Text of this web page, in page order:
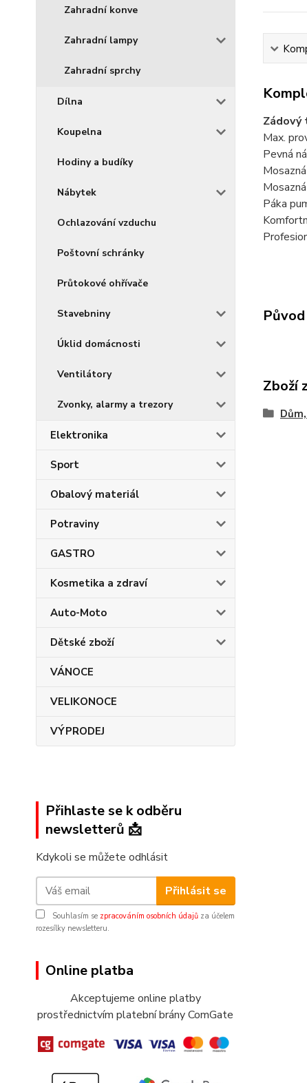
Zahradní konve
Zahradní lampy
Zahradní sprchy
Dílna
Koupelna
Hodiny a budíky
Nábytek
Ochlazování vzduchu
Poštovní schránky
Průtokové ohřívače
Stavebniny
Úklid domácnosti
Ventilátory
Zvonky, alarmy a trezory
Elektronika
Sport
Obalový materiál
Potraviny
GASTRO
Kosmetika a zdraví
Auto-Moto
Dětské zboží
VÁNOCE
VELIKONOCE
VÝPRODEJ
Přihlaste se k odběru
newsletterů 📩
Kdykoli se můžete odhlásit
Přihlásit se
Souhlasím se zpracováním osobních údajů za účelem
rozesílky newsletteru.
Online platba
Akceptujeme online platby
prostřednictvím platební brány ComGate
Zádový
Max.
Pevná
Páka
Zboží